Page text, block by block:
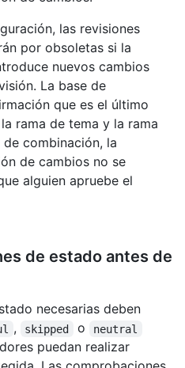
las revisiones
por obsoletas si la
nuevos cambios
La base de
que es el último
rama de tema y la rama
de combinación, la
de cambios no se
alguien apruebe el
de estado antes de
necesarias deben
, skipped o neutral
puedan realizar